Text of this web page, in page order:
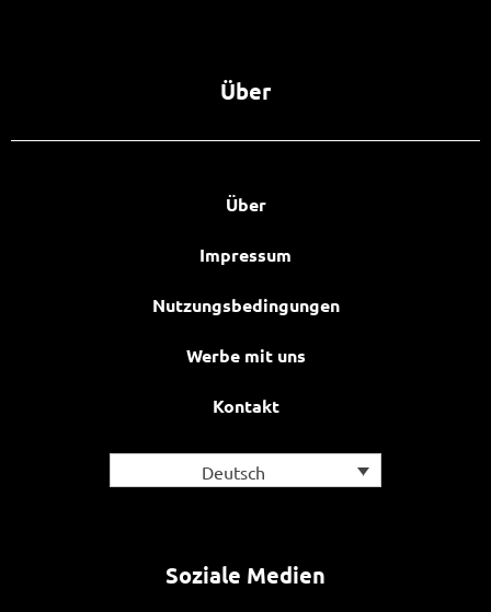
Über
Über
Impressum
Nutzungsbedingungen
Werbe mit uns
Kontakt
Deutsch
Soziale Medien